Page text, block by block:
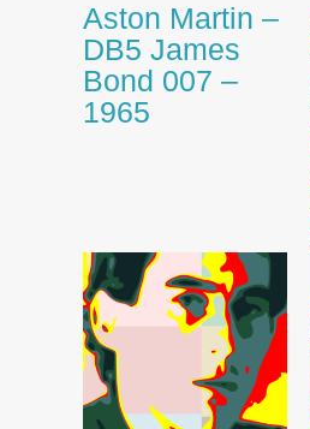
Aston Martin –
‎DB5 James
Bond 007 –
1965